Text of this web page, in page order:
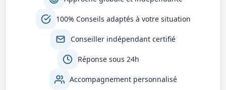
100% Conseils adaptés à votre situation
Conseiller indépendant certifié
Réponse sous 24h
Accompagnement personnalisé